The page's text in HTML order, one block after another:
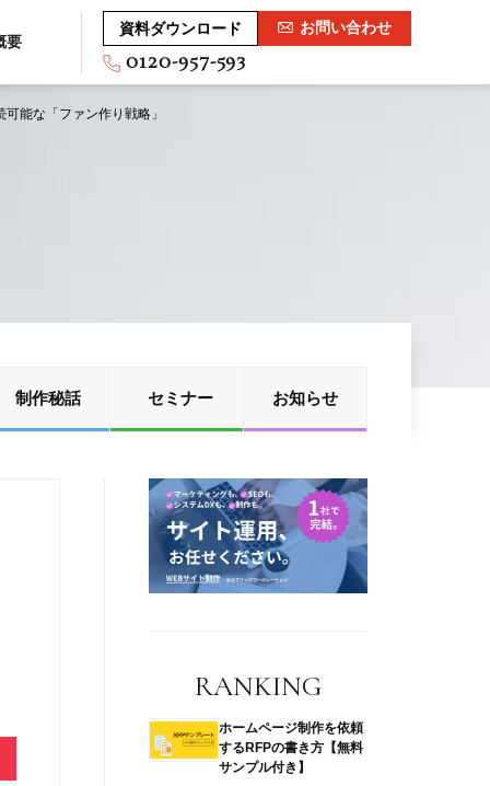
要
資料ダウンロード お問い合わせ
0120-957-593
「ファン作り戦略」
制作秘話 セミナー お知らせ
RANKING
ホームページ制作を依頼
するRFPの書き方【無料
サンプル付き】